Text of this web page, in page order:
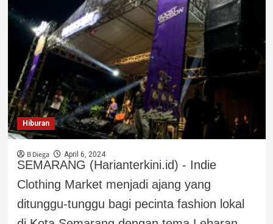
Hiburan
B Diega April 6, 2024
SEMARANG (Harianterkini.id) - Indie
Clothing Market menjadi ajang yang
ditunggu-tunggu bagi pecinta fashion lokal